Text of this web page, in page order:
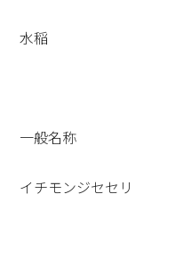
水稲
一般名称
イチモンジセセリ